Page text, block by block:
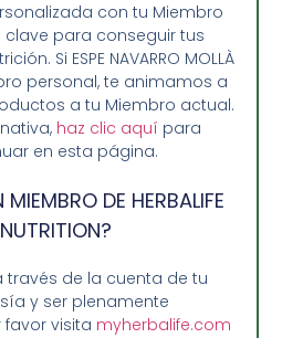
o stevia son excelentes
para celíacos?
avena en sí no contiene
se procesa en
certificada sin gluten si
con tu Miembro
clave para conseguir tus
Si ESPE NAVARRO MOLLÀ
personal, te animamos a
a tu Miembro actual.
haz clic aquí para
en esta página.
MIEMBRO DE HERBALIFE
NUTRITION?
través de la cuenta de tu
y ser plenamente
visita myherbalife.com